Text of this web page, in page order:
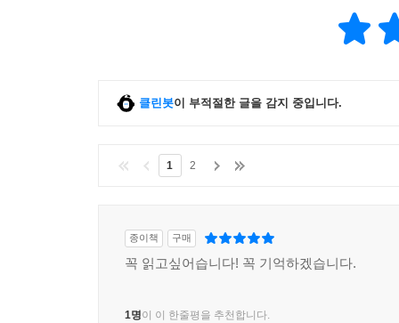
클린봇이 부적절한 글을 감지 중입니다.
1 2
종이책 구매
꼭 읽고싶어습니다! 꼭 기억하겠습니다.
1명이 이 한줄평을 추천합니다.